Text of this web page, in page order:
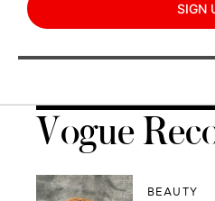
SIGN
Vogue
BEAUTY